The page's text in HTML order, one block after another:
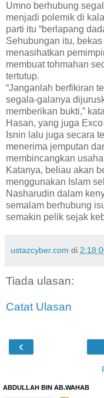
Umno berhubung
menjadi polemik di
parti itu “berlapang
Sehubungan itu,
menasihatkan
membuat tohmahan
tertutup.
“Janganlah berfikiran
segala-galanya
memberikan bukti,”
Hasan, yang juga
Isnin lalu juga secara
menerima jemputan
membincangkan
Katanya, beliau akan
menggunakan Islam
Nasharudin dalam
semalam berhubung
semakin pelik sejak
ustazcyber.com di
Tiada ulasan:
Catat Ulasan
‹
ABDULLAH BIN AB.WAHAB